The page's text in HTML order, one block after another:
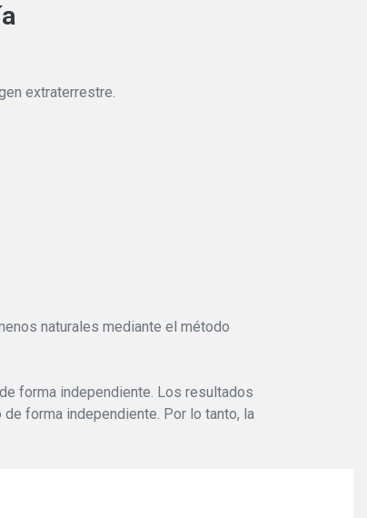
extraterrestre.
naturales mediante el método
forma independiente. Los resultados
forma independiente. Por lo tanto, la